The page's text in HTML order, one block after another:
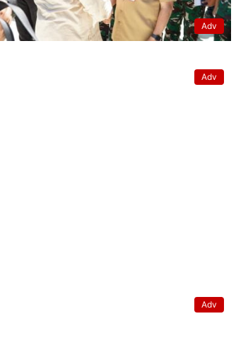
Adv
Adv
Adv